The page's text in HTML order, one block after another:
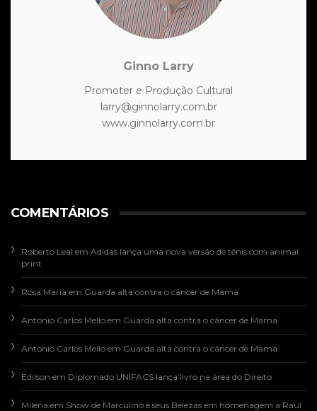
Ginno Larry
Promoter e Produção Cultural
larry@ginnolarry.com.br
www.ginnolarry.com.br
COMENTÁRIOS
Roberto Leal em Adidas lança uma nova versão de tênis com animal
print
Rosa Maria em Guarda alta contra o câncer de Mama
Antonio Carlos Mello em Guarda alta contra o câncer de Mama
Antonio Carlos Mello em Guarda alta contra o câncer de Mama
Edilson em Diplomado UNIFACS lança livro na área do Direito
Milena em Show de Marculino e seus Belezas em homenagem a Raul